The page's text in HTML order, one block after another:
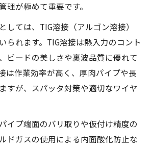
理が極めて重要です。
しては、TIG溶接（アルゴン溶接）
られます。TIG溶接は熱入力のコント
ビードの美しさや裏波品質に優れて
は作業効率が高く、厚肉パイプや長
すが、スパッタ対策や適切なワイヤ
イプ端面のバリ取りや仮付け精度の
ドガスの使用による内面酸化防止な